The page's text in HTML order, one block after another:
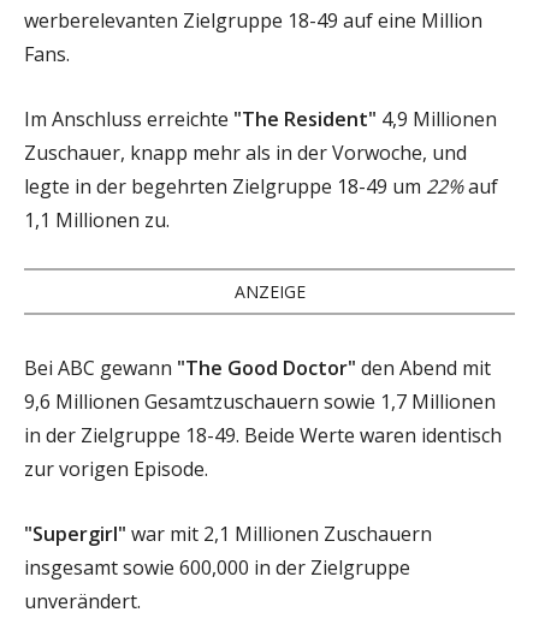
werberelevanten Zielgruppe 18-49 auf eine Million
Fans.
Im Anschluss erreichte "The Resident" 4,9 Millionen
Zuschauer, knapp mehr als in der Vorwoche, und
legte in der begehrten Zielgruppe 18-49 um 22%auf
1,1 Millionen zu.
ANZEIGE
Bei ABC gewann "The Good Doctor" den Abend mit
9,6 Millionen Gesamtzuschauern sowie 1,7 Millionen
in der Zielgruppe 18-49. Beide Werte waren identisch
zur vorigen Episode.
"Supergirl" war mit 2,1 Millionen Zuschauern
insgesamt sowie 600,000 in der Zielgruppe
unverändert.